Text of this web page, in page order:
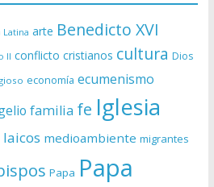
arte Benedicto XVI
II conflicto cristianos cultura Dios
economía ecumenismo
familia fe Iglesia
laicos medioambiente migrantes
Papa Papa